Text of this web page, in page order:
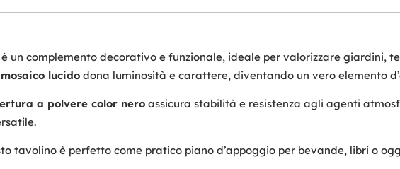
è un complemento decorativo e funzionale, ideale per valorizzare giardini,
lucido dona luminosità e carattere, diventando un vero elemento
a polvere color nero assicura stabilità e resistenza agli agenti
tavolino è perfetto come pratico piano d’appoggio per bevande, libri o